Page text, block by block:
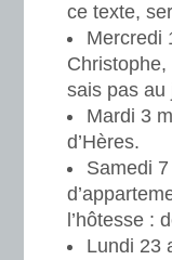
ce texte,
Mercredi
Christophe,
sais pas
Mardi 3
d’Hères.
Samedi
l’hôtesse :
Lundi 23